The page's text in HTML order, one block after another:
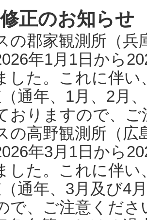
正のお知らせ
の郡家観測所（
年1月1日から
した。これに伴い
通年、1月、2月
おりますので、
の高野観測所（
年3月1日から
した。これに伴い
通年、3月及び4
で、ご注意くだ